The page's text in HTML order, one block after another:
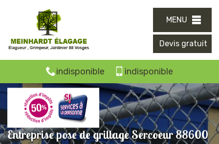
MENU
Devis gratuit
indisponible indisponible
Entreprise pose de grillage Sercoeur 88600